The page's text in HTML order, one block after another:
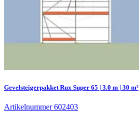
Gevelsteigerpakket Rux Super 65 | 3.0 m | 30 m²
Artikelnummer 602403